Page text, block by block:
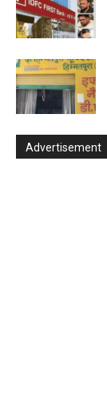
Advertisement